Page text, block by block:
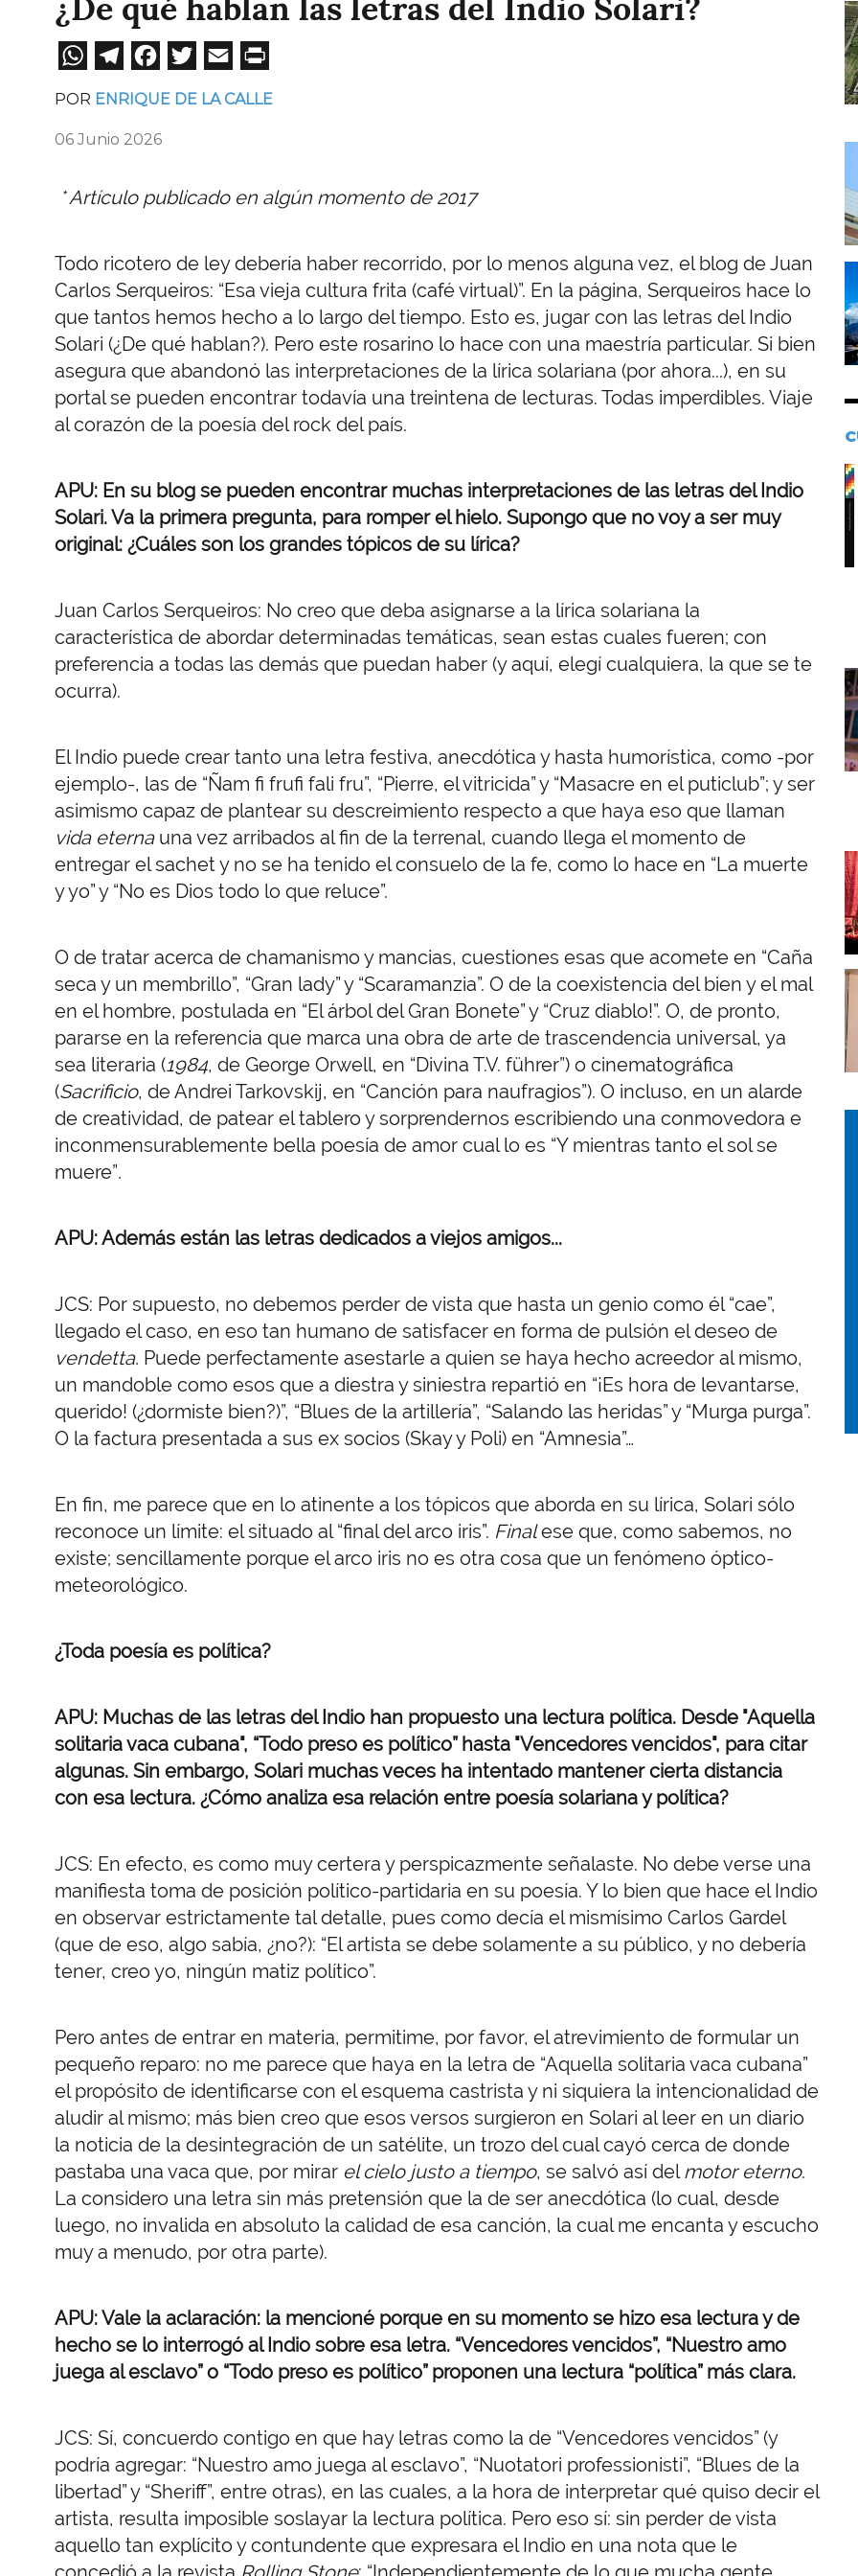
¿De qué hablan las letras del Indio Solari?
WhatsApp
Telegram
Facebook
Twitter
Email
POR ENRIQUE DE LA CALLE
06 Junio 2026
* Artículo publicado en algún momento de 2017
Todo ricotero de ley debería haber recorrido, por lo menos alguna vez, el blog de Juan
Carlos Serqueiros: “Esa vieja cultura frita (café virtual)”. En la página, Serqueiros hace lo
que tantos hemos hecho a lo largo del tiempo. Esto es, jugar con las letras del Indio
Solari (¿De qué hablan?). Pero este rosarino lo hace con una maestría particular. Si bien
asegura que abandonó las interpretaciones de la lírica solariana (por ahora...), en su
portal se pueden encontrar todavía una treintena de lecturas. Todas imperdibles. Viaje
al corazón de la poesía del rock del país.
APU: En su blog se pueden encontrar muchas interpretaciones de las letras del Indio
Solari. Va la primera pregunta, para romper el hielo. Supongo que no voy a ser muy
original: ¿Cuáles son los grandes tópicos de su lírica?
Juan Carlos Serqueiros: No creo que deba asignarse a la lírica solariana la
característica de abordar determinadas temáticas, sean estas cuales fueren; con
preferencia a todas las demás que puedan haber (y aquí, elegí cualquiera, la que se te
ocurra).
El Indio puede crear tanto una letra festiva, anecdótica y hasta humorística, como -por
ejemplo-, las de “Ñam fi frufi fali fru”, “Pierre, el vitricida” y “Masacre en el puticlub”; y ser
asimismo capaz de plantear su descreimiento respecto a que haya eso que llaman
vida eternauna vez arribados al fin de la terrenal, cuando llega el momento de
entregar el sachet y no se ha tenido el consuelo de la fe, como lo hace en “La muerte
y yo” y “No es Dios todo lo que reluce”.
O de tratar acerca de chamanismo y mancias, cuestiones esas que acomete en “Caña
seca y un membrillo”, “Gran lady” y “Scaramanzia”. O de la coexistencia del bien y el mal
en el hombre, postulada en “El árbol del Gran Bonete” y “Cruz diablo!”. O, de pronto,
pararse en la referencia que marca una obra de arte de trascendencia universal, ya
sea literaria (1984, de George Orwell, en “Divina T.V. führer”) o cinematográfica
(Sacrificio, de Andrei Tarkovskij, en “Canción para naufragios”). O incluso, en un alarde
de creatividad, de patear el tablero y sorprendernos escribiendo una conmovedora e
inconmensurablemente bella poesía de amor cual lo es “Y mientras tanto el sol se
muere”.
APU: Además están las letras dedicados a viejos amigos...
JCS: Por supuesto, no debemos perder de vista que hasta un genio como él “cae”,
llegado el caso, en eso tan humano de satisfacer en forma de pulsión el deseo de
vendetta. Puede perfectamente asestarle a quien se haya hecho acreedor al mismo,
un mandoble como esos que a diestra y siniestra repartió en “¡Es hora de levantarse,
querido! (¿dormiste bien?)”, “Blues de la artillería”, “Salando las heridas” y “Murga purga”.
O la factura presentada a sus ex socios (Skay y Poli) en “Amnesia”…
En fin, me parece que en lo atinente a los tópicos que aborda en su lírica, Solari sólo
reconoce un límite: el situado al “final del arco iris”. Finalese que, como sabemos, no
existe; sencillamente porque el arco iris no es otra cosa que un fenómeno óptico-
meteorológico.
¿Toda poesía es política?
APU: Muchas de las letras del Indio han propuesto una lectura política. Desde "Aquella
solitaria vaca cubana", “Todo preso es político” hasta "Vencedores vencidos", para citar
algunas. Sin embargo, Solari muchas veces ha intentado mantener cierta distancia
con esa lectura. ¿Cómo analiza esa relación entre poesía solariana y política?
JCS: En efecto, es como muy certera y perspicazmente señalaste. No debe verse una
manifiesta toma de posición político-partidaria en su poesía. Y lo bien que hace el Indio
en observar estrictamente tal detalle, pues como decía el mismísimo Carlos Gardel
(que de eso, algo sabía, ¿no?): “El artista se debe solamente a su público, y no debería
tener, creo yo, ningún matiz político”.
Pero antes de entrar en materia, permitime, por favor, el atrevimiento de formular un
pequeño reparo: no me parece que haya en la letra de “Aquella solitaria vaca cubana”
el propósito de identificarse con el esquema castrista y ni siquiera la intencionalidad de
aludir al mismo; más bien creo que esos versos surgieron en Solari al leer en un diario
la noticia de la desintegración de un satélite, un trozo del cual cayó cerca de donde
pastaba una vaca que, por mirar el cielo justo a tiempo, se salvó así delmotor eterno.
La considero una letra sin más pretensión que la de ser anecdótica (lo cual, desde
luego, no invalida en absoluto la calidad de esa canción, la cual me encanta y escucho
muy a menudo, por otra parte).
APU: Vale la aclaración: la mencioné porque en su momento se hizo esa lectura y de
hecho se lo interrogó al Indio sobre esa letra. “Vencedores vencidos”, “Nuestro amo
juega al esclavo” o “Todo preso es político” proponen una lectura “política” más clara.
JCS: Sí, concuerdo contigo en que hay letras como la de “Vencedores vencidos” (y
podría agregar: “Nuestro amo juega al esclavo”, “Nuotatori professionisti”, “Blues de la
libertad” y “Sheriff”, entre otras), en las cuales, a la hora de interpretar qué quiso decir el
artista, resulta imposible soslayar la lectura política. Pero eso sí: sin perder de vista
aquello tan explícito y contundente que expresara el Indio en una nota que le